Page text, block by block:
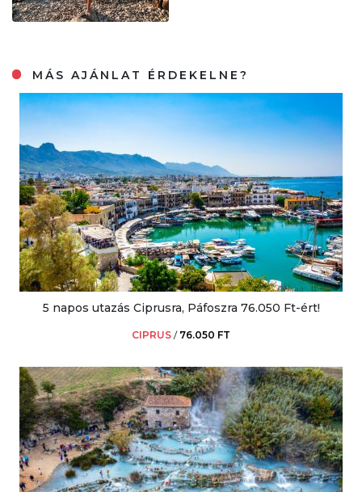
MÁS AJÁNLAT ÉRDEKELNE?
5 napos utazás Ciprusra, Páfoszra 76.050 Ft-ért!
CIPRUS / 76.050 FT